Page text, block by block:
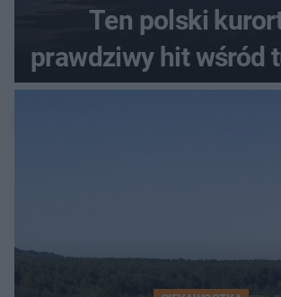
Ten polski
prawdziwy hit wśród